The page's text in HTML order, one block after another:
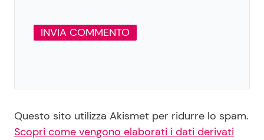
Questo sito utilizza Akismet per ridurre lo spam.
Scopri come vengono elaborati i dati derivati